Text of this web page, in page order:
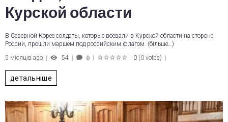
Курской области
В Северной Корее солдаты, которые воевали в Курской области на стороне
России, прошли маршем под российским флагом. (більше…)
5 місяців ago
54 0 0 (0 votes)
детальніше